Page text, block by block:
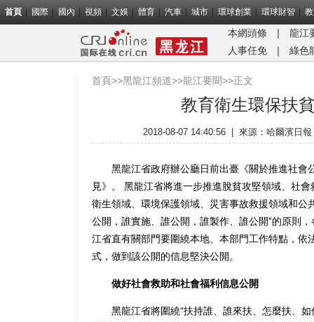
首頁 國際 國內 視頻 文娛 體育 汽車 城市 環球創業 環球財智
本網頭條 ｜
龍江
人事任免
｜ 綠色
首頁>>黑龍江頻道>>龍江要聞>>正文
教育衛生環保扶
2018-08-07 14:40:56 來源：哈爾濱日報
黑龍江省政府辦公廳日前出臺《關於推進社會
見》。 黑龍江省將進一步推進脫貧攻堅領域、社
衛生領域、環境保護領域、災害事故救援領域和公
公開，誰實施、誰公開，誰製作、誰公開”的原則
江省直有關部門要圍繞本地、本部門工作特點，
式，做到該公開的信息堅決公開。
做好社會救助和社會福利信息公開
黑龍江省將圍繞“扶持誰、誰來扶、怎麼扶、如